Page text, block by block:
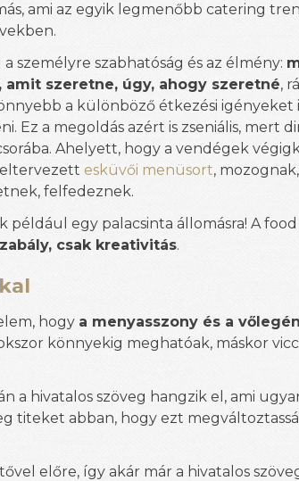
ami az egyik legmenőbb catering
személyre szabhatóság és az élmény:
amit szeretne, úgy, ahogy szeretné,
a különböző étkezési igényeket
Ez a megoldás azért is zseniális, mert
Ahelyett, hogy a vendégek
eltervezettesküvői menüsort, mozognak,
felfedeznek.
egy palacsinta állomásra! A
csak kreativitás.
hogy a menyasszony és a
könnyekig meghatóak, máskor
a hivatalos szöveg hangzik el, ami
titeket abban, hogy ezt
előre, így akár már a hivatalos